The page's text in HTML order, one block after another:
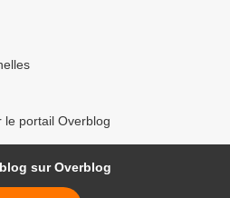
le portail Overblog
sur Overblog